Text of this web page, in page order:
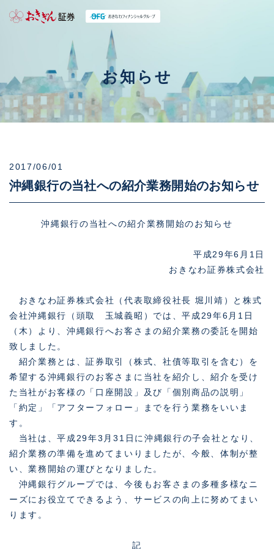
お知らせ
2017/06/01
沖縄銀行の当社への紹介業務開始のお知らせ
沖縄銀行の当社への紹介業務開始のお知らせ
平成29年6月1日
おきなわ証券株式会社
おきなわ証券株式会社（代表取締役社長 堀川靖）と株式
会社沖縄銀行（頭取 玉城義昭）では、平成29年6月1日
（木）より、沖縄銀行へお客さまの紹介業務の委託を開始
致しました。
紹介業務とは、証券取引（株式、社債等取引を含む）を
希望する沖縄銀行のお客さまに当社を紹介し、紹介を受け
た当社がお客様の「口座開設」及び「個別商品の説明」
「約定」「アフターフォロー」までを行う業務をいいま
す。
当社は、平成29年3月31日に沖縄銀行の子会社となり、
紹介業務の準備を進めてまいりましたが、今般、体制が整
い、業務開始の運びとなりました。
沖縄銀行グループでは、今後もお客さまの多種多様なニ
ーズにお役立てできるよう、サービスの向上に努めてまい
ります。
記